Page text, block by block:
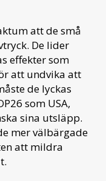
att de små
De lider
effekter som
att undvika att
de lyckas
som USA,
sina utsläpp.
mer välbärgade
att mildra